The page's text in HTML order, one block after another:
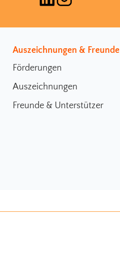
Auszeichnungen & Freunde
Förderungen
Auszeichnungen
Freunde & Unterstützer